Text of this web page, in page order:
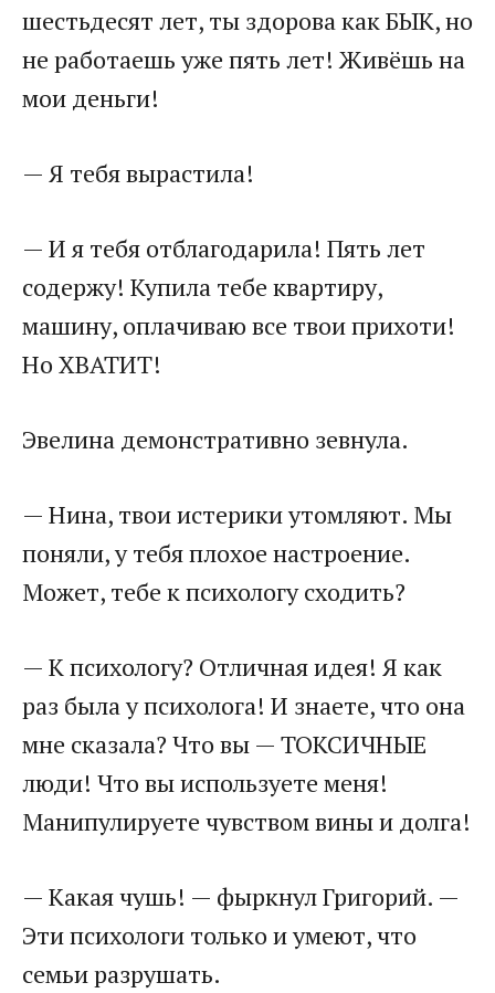
шестьдесят лет, ты здорова как БЫК, но
не работаешь уже пять лет! Живёшь на
мои деньги!
— Я тебя вырастила!
— И я тебя отблагодарила! Пять лет
содержу! Купила тебе квартиру,
машину, оплачиваю все твои прихоти!
Но ХВАТИТ!
Эвелина демонстративно зевнула.
— Нина, твои истерики утомляют. Мы
поняли, у тебя плохое настроение.
Может, тебе к психологу сходить?
— К психологу? Отличная идея! Я как
раз была у психолога! И знаете, что она
мне сказала? Что вы — ТОКСИЧНЫЕ
люди! Что вы используете меня!
Манипулируете чувством вины и долга!
— Какая чушь! — фыркнул Григорий. —
Эти психологи только и умеют, что
семьи разрушать.